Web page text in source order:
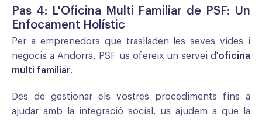
Pas 4: L'Oficina Multi Familiar de PSF: Un
Enfocament Holístic
Per a emprenedors que traslladen les seves vides i
negocis a Andorra, PSF us ofereix un servei d'oficina
multi familiar.
Des de gestionar els vostres procediments fins a
ajudar amb la integració social, us ajudem a que la